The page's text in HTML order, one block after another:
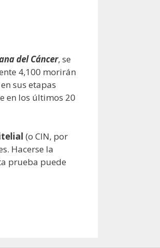
del Cáncer, se
4,100 morirán
sus etapas
en los últimos 20
(o CIN, por
Hacerse la
prueba puede